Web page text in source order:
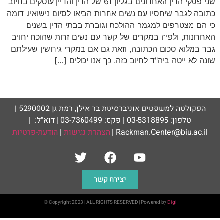
כתובה לגבר שיחסיו עם נשים אחרות הביאו לסיום נישואיו. דומה
כי הם מצטרפים למגמה ההולכת וגוברת בבתי הדין בשנים
האחרונות, ולפיה במקרים של קשר עם נשים זרות שהוכח יחויב
גבר במלוא סכום הכתובה, וזאת גם אם במקרי גירושין שעילתם
שונה לא ייטה ביה"ד לחיוב כזה. כך אנו יכולים […]
הפקולטה למשפטים אוניברסיטת בר אילן, רמת גן 5290002 |
טלפון: 03-5318895 | פקס: 03-7360499 | דוא"ל: |
Rackman.Center@biu.ac.il | הצהרת נגישות | הודעת-פרטיות
יצירת קשר
© Copyright 2023 | ALL RIGHTS RESERVED | Powered byDigi